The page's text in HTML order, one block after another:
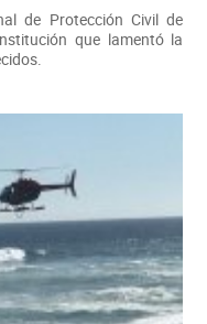
de Protección Civil de
que lamentó la